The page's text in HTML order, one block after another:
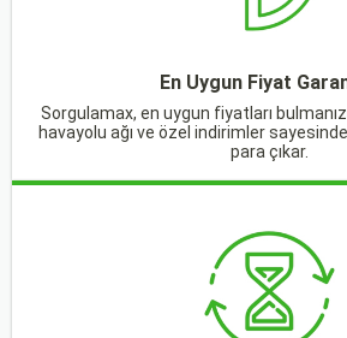
En Uygun Fiyat
Sorgulamax, en uygun fiyatları
havayolu ağı ve özel indirimler
para çıkar.